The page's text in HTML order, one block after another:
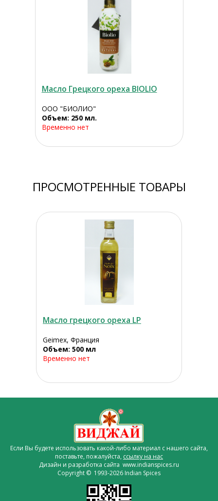
Масло Грецкого ореха BIOLIO
ООО "БИОЛИО"
Объем: 250 мл.
Временно нет
ПРОСМОТРЕННЫЕ ТОВАРЫ
Масло грецкого ореха LP
Geimex, Франция
Объем: 500 мл
Временно нет
Если Вы будете использовать какой-либо материал с нашего сайта,
поставьте, пожалуйста, ссылку на нас
Дизайн и разработка сайта www.indianspices.ru
Copyright © 1993-2026 Indian Spices